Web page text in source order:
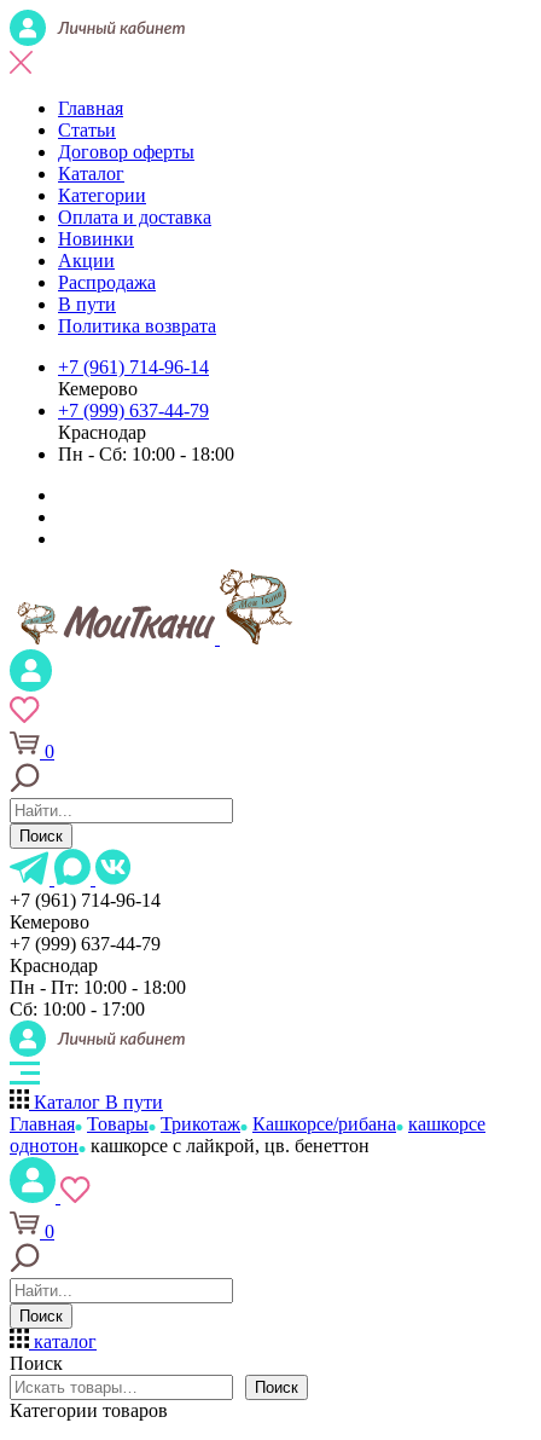
Главная
Статьи
Договор оферты
Каталог
Категории
Оплата и доставка
Новинки
Акции
Распродажа
В пути
Политика возврата
+7 (961) 714-96-14
Кемерово
+7 (999) 637-44-79
Краснодар
Пн - Сб: 10:00 - 18:00
0
Поиск
+7 (961) 714-96-14
Кемерово
+7 (999) 637-44-79
Краснодар
Пн - Пт: 10:00 - 18:00
Сб: 10:00 - 17:00
Каталог В пути
Главная Товары Трикотаж Кашкорсе/рибана
кашкорсе
однотон
кашкорсе с лайкрой, цв. бенеттон
0
Поиск
каталог
Поиск
Поиск
Категории товаров